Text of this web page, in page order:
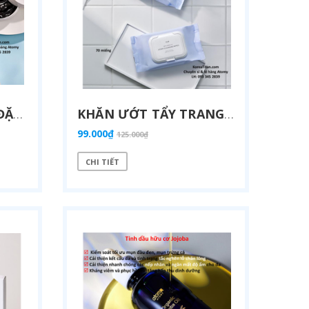
MẶT NẠ CHĂM SÓC ĐẶC BIỆT CẢI THIỆN CÁC NẾP NHĂN Ở MÍ MẮT, KHOÉ MIỆNG, VÙNG CHÂN MÀY CHỨA COLLAGEN PHÂN TỬ THẤP HẤP THU CỰC KỲ NHANH CHÓNG VÀO DA - (60 MIẾNG) ATOMY MARINE AMPOULE EYE PATCH - 애터미 마린앰플 아이패치 - ПОВЯЗКА НА ГЛАЗ ATOMY MARINE AMPOULE KHĂN ƯỚT TẨY TRANG MẠNH MẼ VÀ LÀM SẠCH SÂU CHỈ 1 MIẾNG VỚI NGAY CẢ TRANG ĐIỂM ĐẬM CÙNG DƯỠNG ẨM CAO MÀ KHÔNG GÂY KÍCH ỨNG DA - ATOMY CLEANSING WIPES - 애터미 클렌징 티슈 - ОЧИЩАЮЩИЕ САЛФЕТКИ ATOMY
99.000₫ 125.000₫
CHI TIẾT